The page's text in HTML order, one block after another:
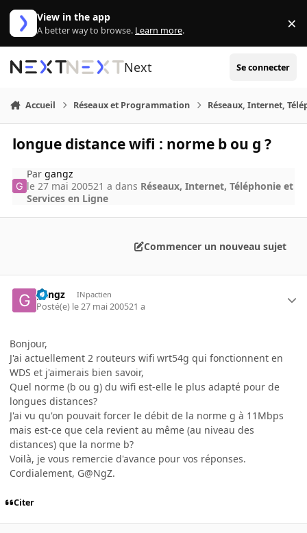
Aller au contenu
View in the app
A better way to browse. Learn more. ×
Next Se connecter
Accueil Réseaux et Programmation Réseaux, Internet,
longue distance wifi : norme b ou g ?
Pargangz
le 27 mai 200521 a dans Réseaux, Internet, Téléphonie et
Services en Ligne
Commencer un nouveau sujet
gangz INpactien
Posté(e) le 27 mai 200521 a
Bonjour,
J'ai actuellement 2 routeurs wifi wrt54g qui fonctionnent en
WDS et j'aimerais bien savoir,
Quel norme (b ou g) du wifi est-elle le plus adapté pour de
longues distances?
J'ai vu qu'on pouvait forcer le débit de la norme g à 11Mbps
mais est-ce que cela revient au même (au niveau des
distances) que la norme b?
Voilà, je vous remercie d'avance pour vos réponses.
Cordialement, G@NgZ.
Citer